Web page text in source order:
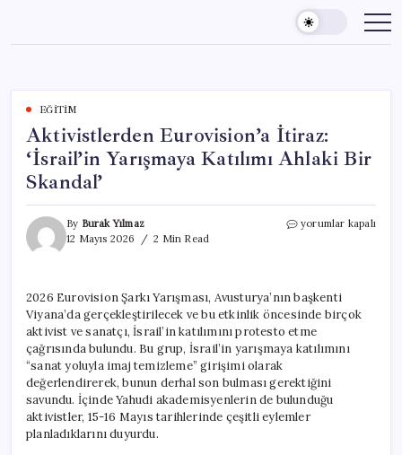
content
EĞITIM
Aktivistlerden Eurovision’a İtiraz:
‘İsrail’in Yarışmaya Katılımı Ahlaki Bir
Skandal’
By Burak Yılmaz
12 Mayıs 2026
2 Min Read
Aktivistlerden
Katılımı
Ahlaki
Bir
Skandal’
yorumlar kapalı
2026 Eurovision Şarkı Yarışması, Avusturya’nın başkenti
Viyana’da gerçekleştirilecek ve bu etkinlik öncesinde birçok
aktivist ve sanatçı, İsrail’in katılımını protesto etme
çağrısında bulundu. Bu grup, İsrail’in yarışmaya katılımını
“sanat yoluyla imaj temizleme” girişimi olarak
değerlendirerek, bunun derhal son bulması gerektiğini
savundu. İçinde Yahudi akademisyenlerin de bulunduğu
aktivistler, 15-16 Mayıs tarihlerinde çeşitli eylemler
planladıklarını duyurdu.